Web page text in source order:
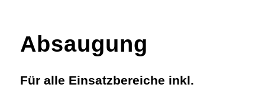
Absaugung
Für alle Einsatzbereiche inkl.